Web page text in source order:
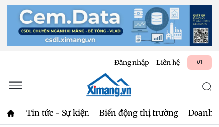
Đăng nhập Liên hệ VI
Tin tức - Sự kiện Biến động thị trường Doanh